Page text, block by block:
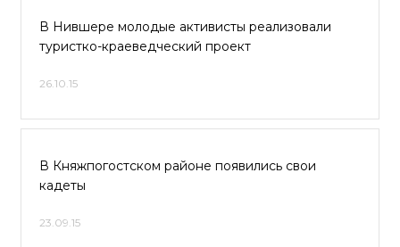
В Нившере молодые активисты реализовали
туристко-краеведческий проект
26.10.15
В Княжпогостском районе появились свои
кадеты
23.09.15